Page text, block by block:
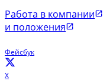
Работа в компании
и положения
Фейсбук
X